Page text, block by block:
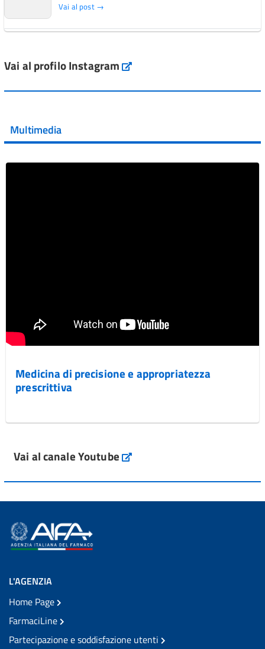
Vai al post →
Vai al post →
Vai al post →
Vai al profilo Instagram Instagram
Multimedia
Medicina di precisione e appropriatezza
prescrittiva
Vai al canale Youtube
L'AGENZIA
Home Page
FarmaciLine
Partecipazione e soddisfazione utenti